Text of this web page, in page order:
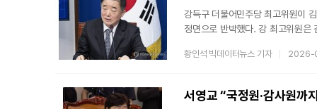
강득구 더불어민주당 최고위원이
정면으로 반박했다. 강 최고위원은
최고위원은 이날 페이스북을 통해
주장했다. 그러면서 김 전 부원장
했다
황인석 빅데이터뉴스 기자
서영교 “국정원·감사원까